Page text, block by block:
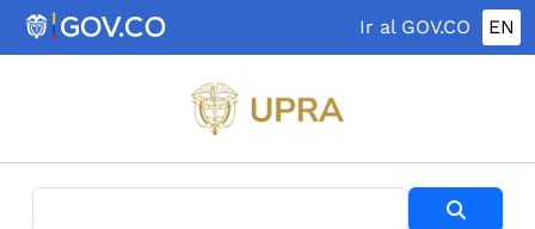
Pasar al contenido principal
Ir al GOV.CO EN